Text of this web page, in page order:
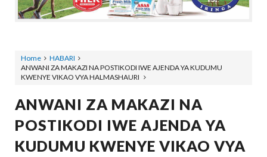
Home
HABARI
ANWANI ZA MAKAZI NA POSTIKODI IWE AJENDA YA KUDUMU
KWENYE VIKAO VYA HALMASHAURI
ANWANI ZA MAKAZI NA
POSTIKODI IWE AJENDA YA
KUDUMU KWENYE VIKAO VYA